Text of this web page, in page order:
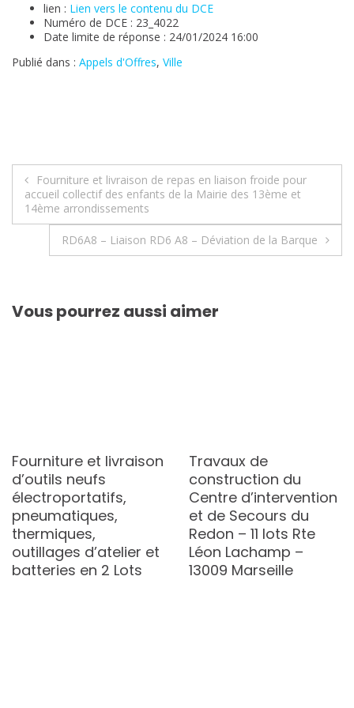
lien : Lien vers le contenu du DCE
Numéro de DCE : 23_4022
Date limite de réponse : 24/01/2024 16:00
Publié dans : Appels d'Offres, Ville
Navigation
de
l’article
Fourniture et livraison de repas en liaison froide pour
accueil collectif des enfants de la Mairie des 13ème et
14ème arrondissements
RD6A8 – Liaison RD6 A8 – Déviation de la Barque
Vous pourrez aussi aimer
Fourniture et livraison
d’outils neufs
électroportatifs,
pneumatiques,
thermiques,
outillages d’atelier et
batteries en 2 Lots
Travaux de
construction du
Centre d’intervention
et de Secours du
Redon – 11 lots Rte
Léon Lachamp –
13009 Marseille